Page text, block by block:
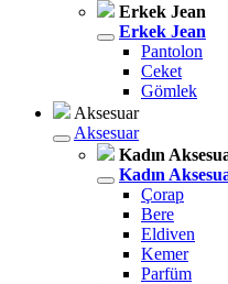
Erkek Jean
Erkek Jean
Pantolon
Ceket
Gömlek
Aksesuar
Aksesuar
Kadın
Kadın
Çorap
Bere
Eldiven
Kemer
Parfüm